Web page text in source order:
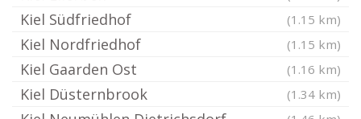
Kiel Südfriedhof (1.15 km)
Kiel Nordfriedhof (1.15 km)
Kiel Gaarden Ost (1.16 km)
Kiel Düsternbrook (1.34 km)